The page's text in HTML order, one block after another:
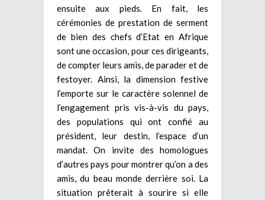
ensuite aux pieds. En fait, les
cérémonies de prestation de serment
de bien des chefs d’Etat en Afrique
sont une occasion, pour ces dirigeants,
de compter leurs amis, de parader et de
festoyer. Ainsi, la dimension festive
l’emporte sur le caractère solennel de
l’engagement pris vis-à-vis du pays,
des populations qui ont confié au
président, leur destin, l’espace d’un
mandat. On invite des homologues
d’autres pays pour montrer qu’on a des
amis, du beau monde derrière soi. La
situation prêterait à sourire si elle